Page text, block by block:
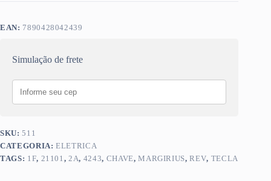
EAN: 7890428042439
Simulação de frete
SKU:511
CATEGORIA:ELETRICA
TAGS: 1F, 21101,2A, 4243, CHAVE,MARGIRIUS,REV, TECLA